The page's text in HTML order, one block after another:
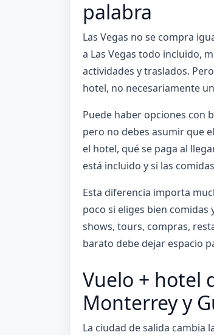
palabra
Las Vegas no se compra
a Las Vegas todo incluido,
actividades y traslados.
hotel, no necesariamente
Puede haber opciones con
pero no debes asumir que
el hotel, qué se paga al
está incluido y si las
Esta diferencia importa
poco si eliges bien
shows, tours, compras,
barato debe dejar espacio
Vuelo + hotel
Monterrey y
La ciudad de salida cambia